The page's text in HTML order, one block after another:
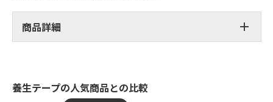
商品詳細
養生テープの人気商品との比較